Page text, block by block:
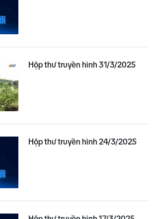
Hộp thư truyền hình 31/3/2025
Hộp thư truyền hình 24/3/2025